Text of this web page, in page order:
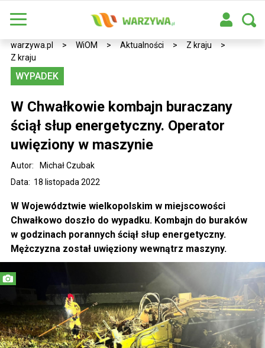
warzywa.pl > WiOM > Aktualności > Z kraju
>
Z kraju
WYPADEK
W Chwałkowie kombajn buraczany
ściął słup energetyczny. Operator
uwięziony w maszynie
Data: 18 listopada 2022
Autor: Michał Czubak
W Województwie wielkopolskim w miejscowości
Chwałkowo doszło do wypadku. Kombajn do buraków
w godzinach porannych ściął słup energetyczny.
Mężczyzna został uwięziony wewnątrz maszyny.